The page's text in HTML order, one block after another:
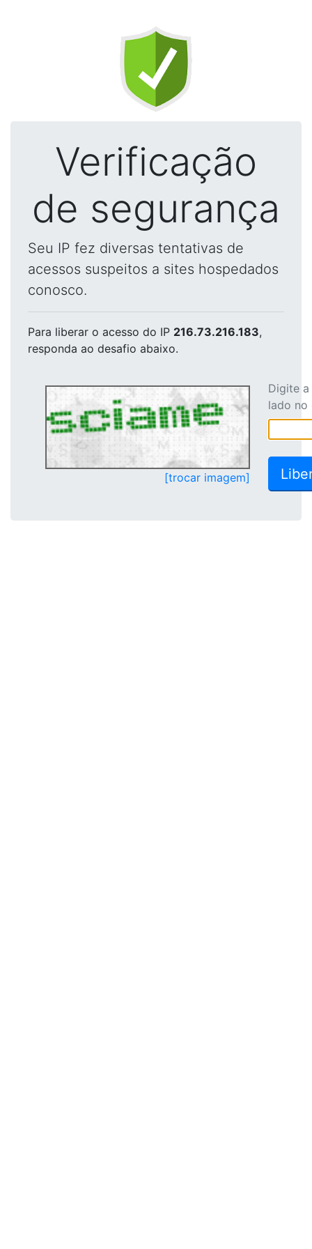
Verificação
de segurança
Seu IP fez diversas tentativas de
acessos suspeitos a sites hospedados
conosco.
Para liberar o acesso do IP 216.73.216.183,
responda ao desafio abaixo.
[trocar imagem]
Digite
lado no